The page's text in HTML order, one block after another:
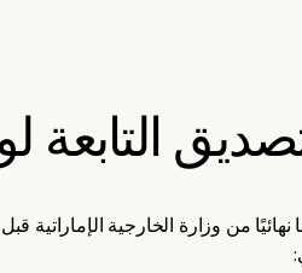
التابعة
من وزارة الخارجية الإماراتية